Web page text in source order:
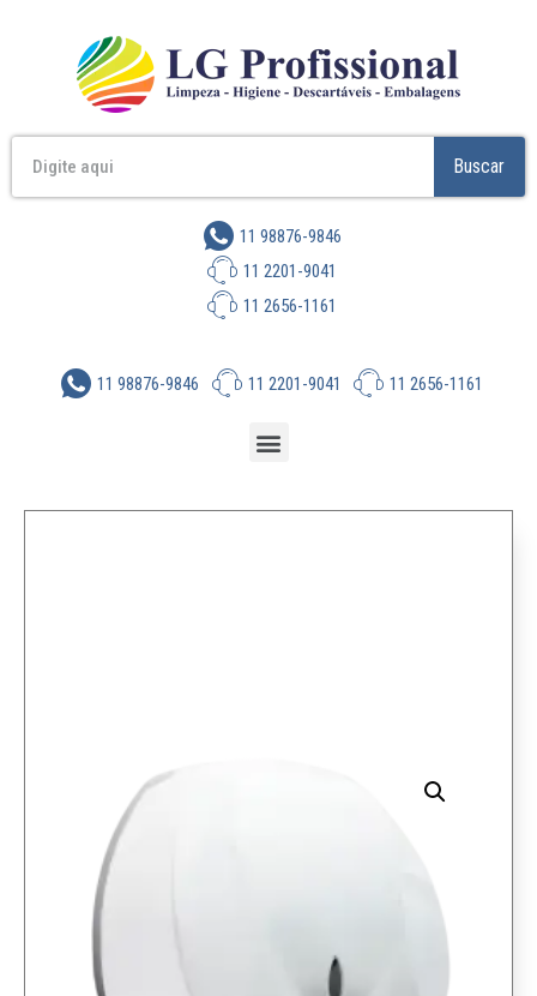
Buscar
11 98876-9846
11 2201-9041
11 2656-1161
11 98876-9846 11 2201-9041 11 2656-1161